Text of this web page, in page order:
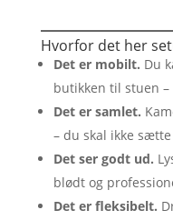
Hvorfor det her
Det er mobilt. Du
butikken til stuen –
Det er samlet.
– du skal ikke
Det ser godt ud.
blødt og
Det er fleksibelt.